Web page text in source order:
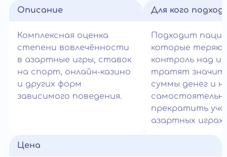
Описание
Комплексная оценка
степени вовлечённости
в азартные игры, ставок
на спорт, онлайн-казино
и других форм
зависимого поведения.
Для кого
Подходит
которые
контроль над
тратят
суммы денег и
прекратить
азартных играх.
Цена